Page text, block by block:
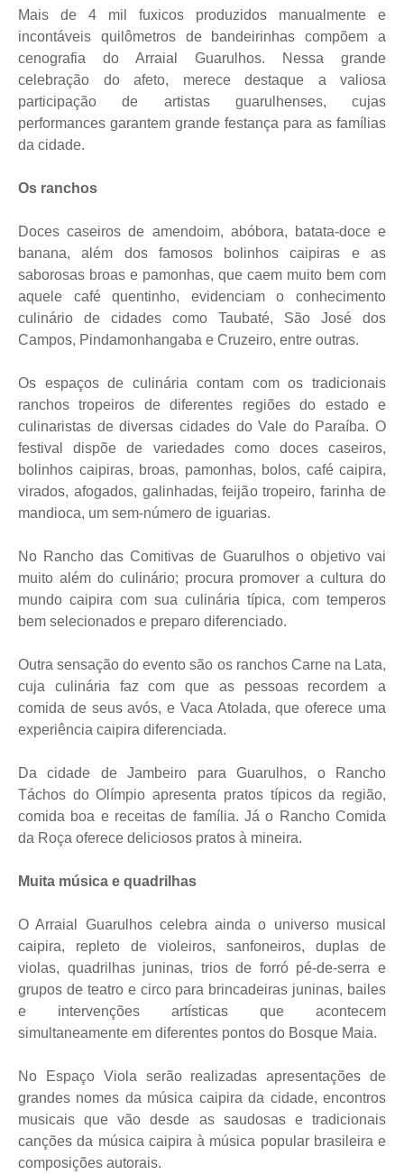
Mais de 4 mil fuxicos produzidos manualmente e
incontáveis quilômetros de bandeirinhas compõem a
cenografia do Arraial Guarulhos. Nessa grande
celebração do afeto, merece destaque a valiosa
participação de artistas guarulhenses, cujas
performances garantem grande festança para as famílias
da cidade.
Os ranchos
Doces caseiros de amendoim, abóbora, batata-doce e
banana, além dos famosos bolinhos caipiras e as
saborosas broas e pamonhas, que caem muito bem com
aquele café quentinho, evidenciam o conhecimento
culinário de cidades como Taubaté, São José dos
Campos, Pindamonhangaba e Cruzeiro, entre outras.
Os espaços de culinária contam com os tradicionais
ranchos tropeiros de diferentes regiões do estado e
culinaristas de diversas cidades do Vale do Paraíba. O
festival dispõe de variedades como doces caseiros,
bolinhos caipiras, broas, pamonhas, bolos, café caipira,
virados, afogados, galinhadas, feijão tropeiro, farinha de
mandioca, um sem-número de iguarias.
No Rancho das Comitivas de Guarulhos o objetivo vai
muito além do culinário; procura promover a cultura do
mundo caipira com sua culinária típica, com temperos
bem selecionados e preparo diferenciado.
Outra sensação do evento são os ranchos Carne na Lata,
cuja culinária faz com que as pessoas recordem a
comida de seus avós, e Vaca Atolada, que oferece uma
experiência caipira diferenciada.
Da cidade de Jambeiro para Guarulhos, o Rancho
Táchos do Olímpio apresenta pratos típicos da região,
comida boa e receitas de família. Já o Rancho Comida
da Roça oferece deliciosos pratos à mineira.
Muita música e quadrilhas
O Arraial Guarulhos celebra ainda o universo musical
caipira, repleto de violeiros, sanfoneiros, duplas de
violas, quadrilhas juninas, trios de forró pé-de-serra e
grupos de teatro e circo para brincadeiras juninas, bailes
e intervenções artísticas que acontecem
simultaneamente em diferentes pontos do Bosque Maia.
No Espaço Viola serão realizadas apresentações de
grandes nomes da música caipira da cidade, encontros
musicais que vão desde as saudosas e tradicionais
canções da música caipira à música popular brasileira e
composições autorais.